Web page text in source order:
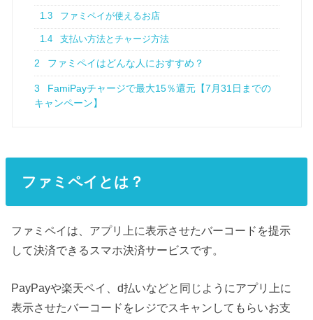
1.3 ファミペイが使えるお店
1.4 支払い方法とチャージ方法
2 ファミペイはどんな人におすすめ？
3
FamiPayチャージで最大15％還元【7月31日までの
キャンペーン】
ファミペイとは？
ファミペイは、アプリ上に表示させたバーコードを提示
して決済できるスマホ決済サービスです。
PayPayや楽天ペイ、d払いなどと同じようにアプリ上に
表示させたバーコードをレジでスキャンしてもらいお支